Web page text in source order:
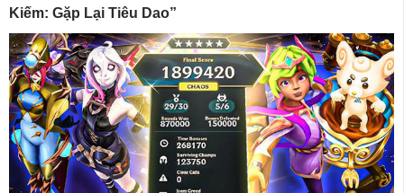
Kiếm: Gặp Lại Tiêu Dao”